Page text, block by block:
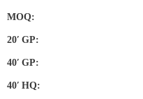
MOQ:
20′ GP:
40′ GP:
40′ HQ: